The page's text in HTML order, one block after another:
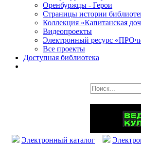
Оренбуржцы - Герои
Страницы истории
Коллекция «Капитанская
Видеопроекты
Электронный ресурс
Все проекты
Доступная библиотека
Электронный каталог